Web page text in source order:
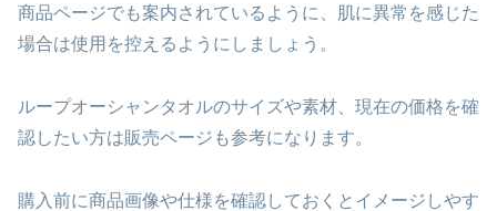
商品ページでも案内されているように、肌に異常を感じた
場合は使用を控えるようにしましょう。
ループオーシャンタオルのサイズや素材、現在の価格を確
認したい方は販売ページも参考になります。
購入前に商品画像や仕様を確認しておくとイメージしやす